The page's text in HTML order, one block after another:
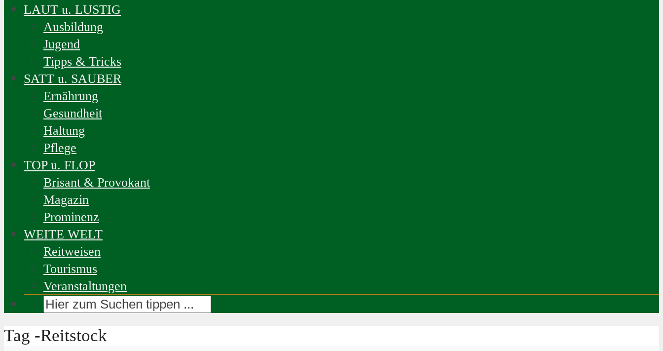
LAUT u. LUSTIG
Ausbildung
Jugend
Tipps & Tricks
SATT u. SAUBER
Ernährung
Gesundheit
Haltung
Pflege
TOP u. FLOP
Brisant & Provokant
Magazin
Prominenz
WEITE WELT
Reitweisen
Tourismus
Veranstaltungen
Tag -Reitstock